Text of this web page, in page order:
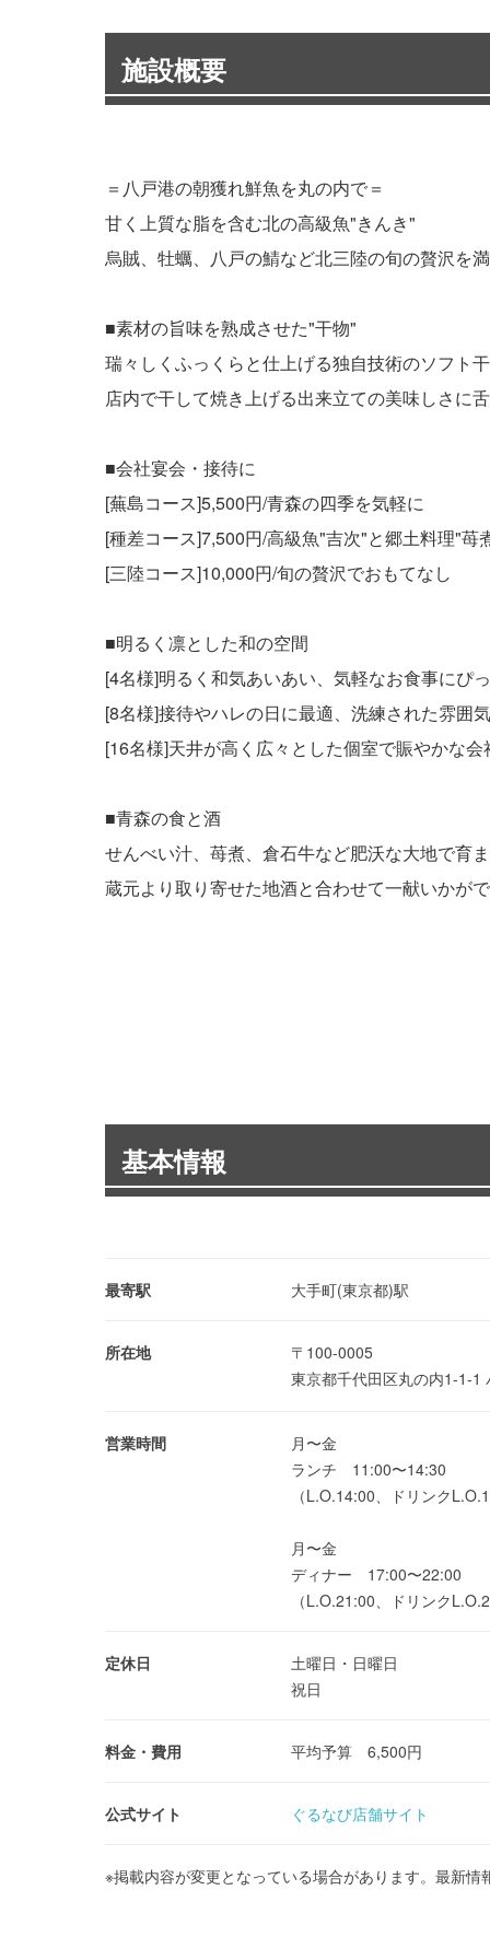
施設概要
＝八戸港の朝獲れ鮮魚を丸の内で＝
甘く上質な脂を含む北の高級魚"きんき"
烏賊、牡蠣、八戸の鯖など北三陸の旬の贅沢を
■素材の旨味を熟成させた"干物"
瑞々しくふっくらと仕上げる独自技術のソフト
店内で干して焼き上げる出来立ての美味しさに
■会社宴会・接待に
[蕪島コース]5,500円/青森の四季を気軽に
[種差コース]7,500円/高級魚"吉次"と郷土料理"苺
[三陸コース]10,000円/旬の贅沢でおもてなし
■明るく凛とした和の空間
[4名様]明るく和気あいあい、気軽なお食事にぴ
[8名様]接待やハレの日に最適、洗練された雰囲
[16名様]天井が高く広々とした個室で賑やかな会
■青森の食と酒
せんべい汁、苺煮、倉石牛など肥沃な大地で育
蔵元より取り寄せた地酒と合わせて一献いかが
基本情報
最寄駅 大手町(東京都)駅
所在地
〒100-0005
東京都千代田区丸の内1-1-1
営業時間
月〜金
ランチ 11:00〜14:30
（L.O.14:00、ドリンク
月〜金
ディナー 17:00〜22:00
（L.O.21:00、ドリンク
定休日
土曜日・日曜日
祝日
料金・費用 平均予算 6,500円
公式サイト ぐるなび店舗サイト
※掲載内容が変更となっている場合があります。最新情